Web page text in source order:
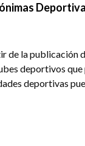
de la publicación
deportivos
deportivas